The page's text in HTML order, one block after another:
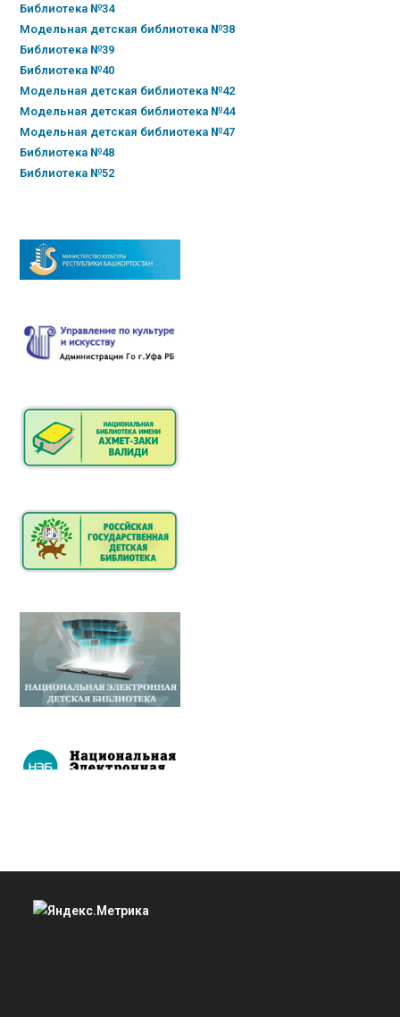
Библиотека №34
Модельная детская библиотека №38
Библиотека №39
Библиотека №40
Модельная детская библиотека №42
Модельная детская библиотека №44
Модельная детская библиотека №47
Библиотека №48
Библиотека №52